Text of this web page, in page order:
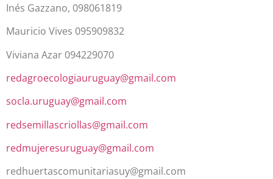
Inés Gazzano, 098061819
Mauricio Vives 095909832
Viviana Azar 094229070
redagroecologiauruguay@gmail.com
socla.uruguay@gmail.com
redsemillascriollas@gmail.com
redmujeresuruguay@gmail.com
redhuertascomunitariasuy@gmail.com